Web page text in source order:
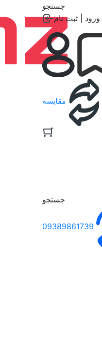
جستجو
ورود | ثبت نام
مقایسه
جستجو
09389861739